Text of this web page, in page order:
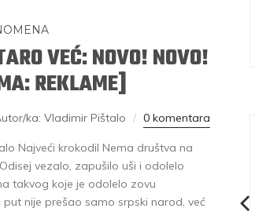
VEĆ: NOVO! NOVO!
REKLAME]
ka: Vladimir Pištalo 0 komentara
Najveći krokodil Nema društva na
vezalo, zapušilo uši i odolelo
takvog koje je odolelo zovu
put nije prešao samo srpski narod, već
DRAGAN VELIKIĆ
Literatura niti prepisuje, niti prepričava
život, već ga nanovo stvara.